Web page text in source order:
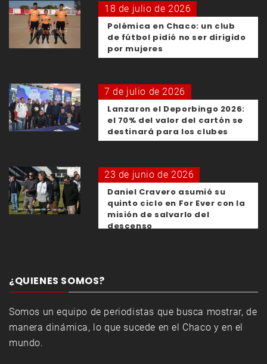
18 de julio de 2026
Polémica en Chaco: un club
de fútbol pidió no ser dirigido
por mujeres
7 de julio de 2026
Lanzaron el Deporbingo 2026:
el 70% del valor del cartón se
destinará para los clubes
23 de junio de 2026
Daniel Cravero asumió su
quinto ciclo en For Ever con la
misión de salvarlo del
descenso
¿QUIENES SOMOS?
Somos un equipo de periodistas que busca mostrar, de
manera dinámica, lo que sucede en el Chaco y en el
mundo.